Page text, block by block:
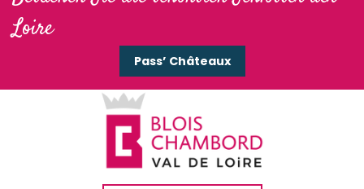
Loire
Pass’ Châteaux